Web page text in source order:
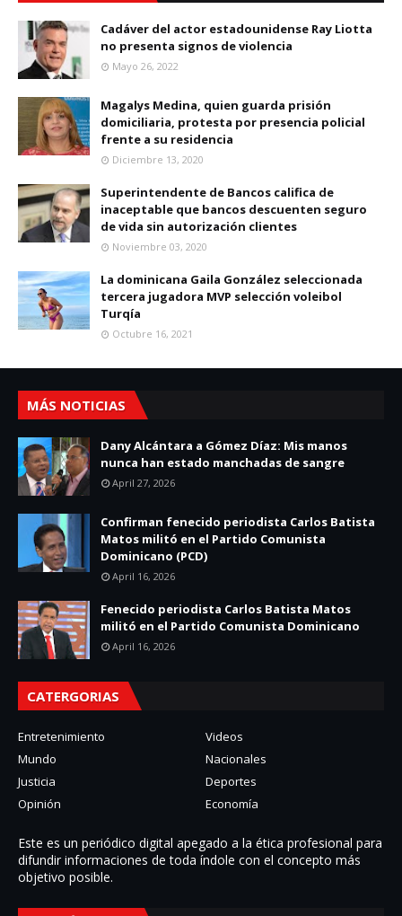
Cadáver del actor estadounidense Ray Liotta
no presenta signos de violencia
Mayo 26, 2022
Magalys Medina, quien guarda prisión
domiciliaria, protesta por presencia policial
frente a su residencia
Diciembre 13, 2020
Superintendente de Bancos califica de
inaceptable que bancos descuenten seguro
de vida sin autorización clientes
Noviembre 03, 2020
La dominicana Gaila González seleccionada
tercera jugadora MVP selección voleibol
Turqía
Octubre 16, 2021
MÁS NOTICIAS
Dany Alcántara a Gómez Díaz: Mis manos
nunca han estado manchadas de sangre
April 27, 2026
Confirman fenecido periodista Carlos Batista
Matos militó en el Partido Comunista
Dominicano (PCD)
April 16, 2026
Fenecido periodista Carlos Batista Matos
militó en el Partido Comunista Dominicano
April 16, 2026
CATERGORIAS
Entretenimiento
Videos
Mundo
Nacionales
Justicia
Deportes
Opinión
Economía
Este es un periódico digital apegado a la ética profesional para
difundir informaciones de toda í­ndole con el concepto más
objetivo posible.